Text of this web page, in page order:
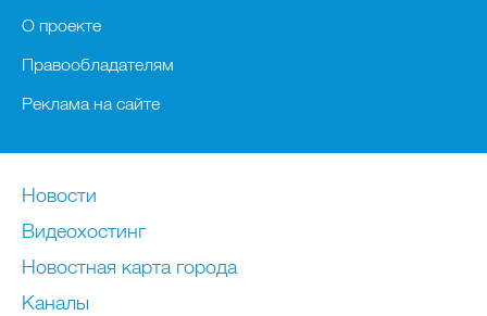
О проекте
Правообладателям
Реклама на сайте
Новости
Видеохостинг
Новостная карта города
Каналы